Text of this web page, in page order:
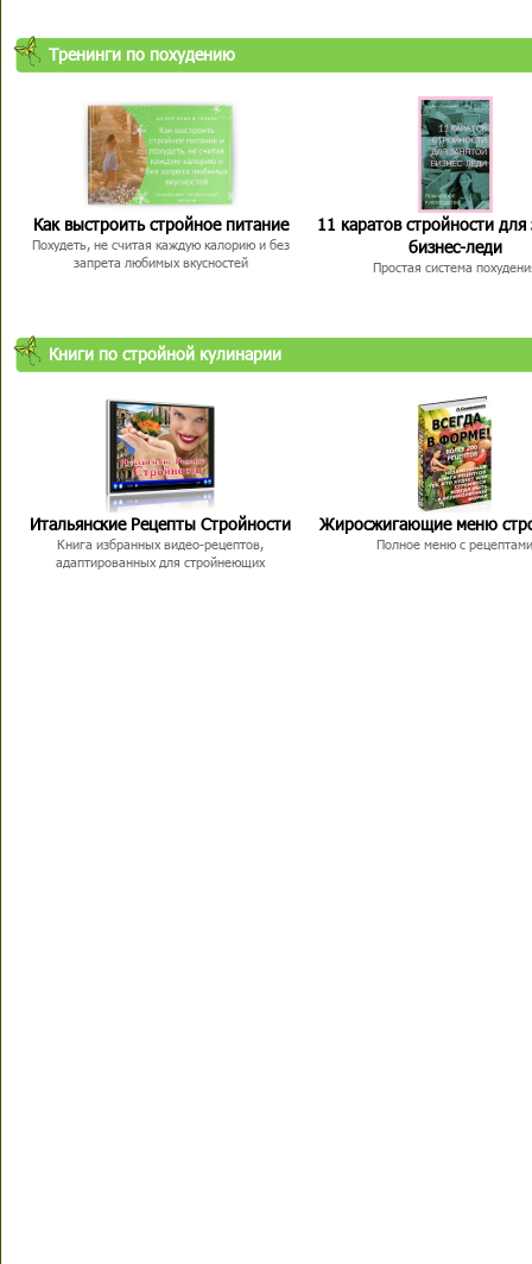
Тренинги по похудению
Как выстроить стройное питание
Похудеть, не считая каждую калорию и без
запрета любимых вкусностей
11 каратов стройности для
бизнес-леди
Простая система
Книги по стройной кулинарии
Итальянские Рецепты Стройности
Книга избранных видео-рецептов,
адаптированных для стройнеющих
Жиросжигающие меню
Полное меню с рецептами